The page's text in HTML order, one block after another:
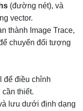
(đường nét), và
vector.
thành Image Trace,
chuyển đối tượng
để điều chỉnh
thiết.
lưu dưới định dạng